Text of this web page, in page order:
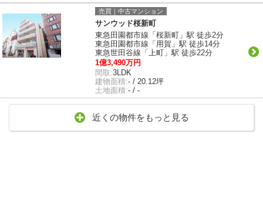
売買｜中古マンション
サンウッド桜新町
東急田園都市線「桜新町」駅 徒歩2分
東急田園都市線「用賀」駅 徒歩14分
東急世田谷線「上町」駅 徒歩22分
1億3,490万円
間取:3LDK
建物面積:- / 20.12坪
土地面積:- / -
近くの物件をもっと見る